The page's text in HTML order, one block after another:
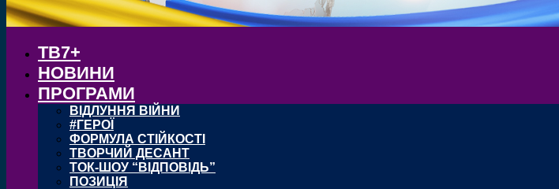
ТВ7+
НОВИНИ
ПРОГРАМИ
ВІДЛУННЯ ВІЙНИ
#ГЕРОЇ
ФОРМУЛА СТІЙКОСТІ
ТВОРЧИЙ ДЕСАНТ
ТОК-ШОУ “ВІДПОВІДЬ”
ПОЗИЦІЯ